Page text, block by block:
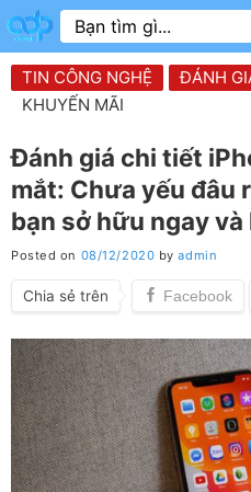
Skip
to
content
Tìm
kiếm:
TIN CÔNG NGHỆ ĐÁNH
KHUYẾN MÃI
Đánh giá chi tiết
mắt: Chưa yếu đâu
bạn sở hữu ngay và
Posted on 08/12/2020 byadmin
Chia sẻ trên